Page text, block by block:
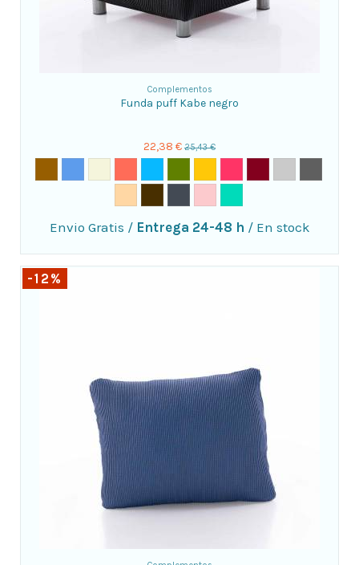
Complementos
Funda puff Kabe negro
22,38 € 25,43 €
Envio Gratis / Entrega 24-48 h / En stock
-12%